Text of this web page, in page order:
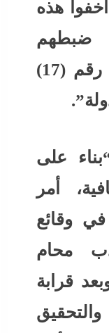
هذه
ضبطهم
ومحاكمتهم في القضية رقم (17)
على
أمر
في وقائع
محام
قرابة